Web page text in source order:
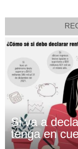
Si va a
tenga en